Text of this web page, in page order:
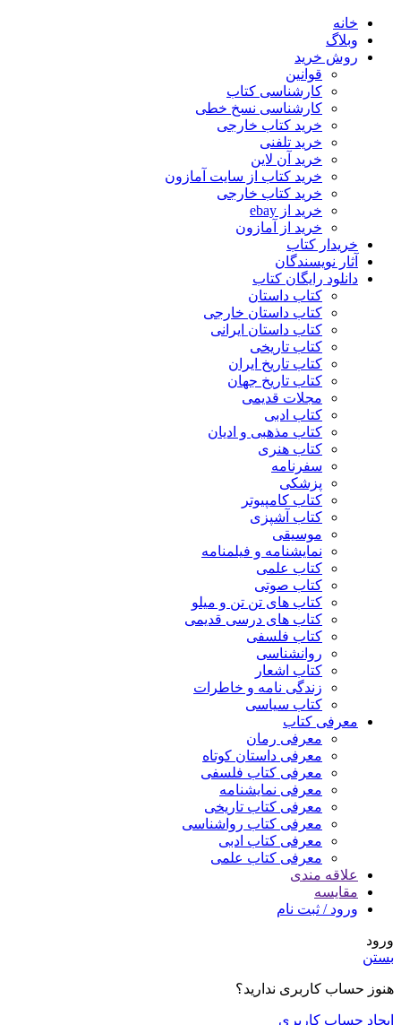
خانه
وبلاگ
روش خرید
قوانین
کارشناسی کتاب
کارشناسی نسخ خطی
خرید کتاب خارجی
خرید تلفنی
خرید آن لاین
خرید کتاب از سایت آمازون
خرید کتاب خارجی
خرید از ebay
خرید از آمازون
خریدار کتاب
آثار نویسندگان
دانلود رایگان کتاب
کتاب داستان
کتاب داستان خارجی
کتاب داستان ایرانی
کتاب تاریخی
کتاب تاریخ ایران
کتاب تاریخ جهان
مجلات قدیمی
کتاب ادبی
کتاب مذهبی و ادیان
کتاب هنری
سفرنامه
پزشکی
کتاب کامپیوتر
کتاب آشپزی
موسیقی
نمایشنامه و فیلمنامه
کتاب علمی
کتاب صوتی
کتاب های تن تن و میلو
کتاب های درسی قدیمی
کتاب فلسفی
روانشناسی
کتاب اشعار
زندگی نامه و خاطرات
کتاب سیاسی
معرفی کتاب
معرفی رمان
معرفی داستان کوتاه
معرفی کتاب فلسفی
معرفی نمایشنامه
معرفی کتاب تاریخی
معرفی کتاب رواشناسی
معرفی کتاب ادبی
معرفی کتاب علمی
علاقه مندی
مقایسه
ورود / ثبت نام
ورود
بستن
هنوز حساب کاربری ندارید؟
ایجاد حساب کاربری